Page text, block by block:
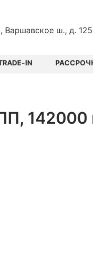
Варшавское ш., д.
IN
142000